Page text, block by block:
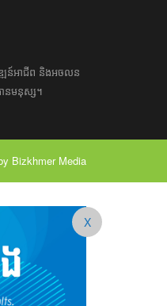
ឌ្ឍន៍​អាជីព​ និង​អចលន
ន​មនុស្ស។
Bizkhmer Media
X